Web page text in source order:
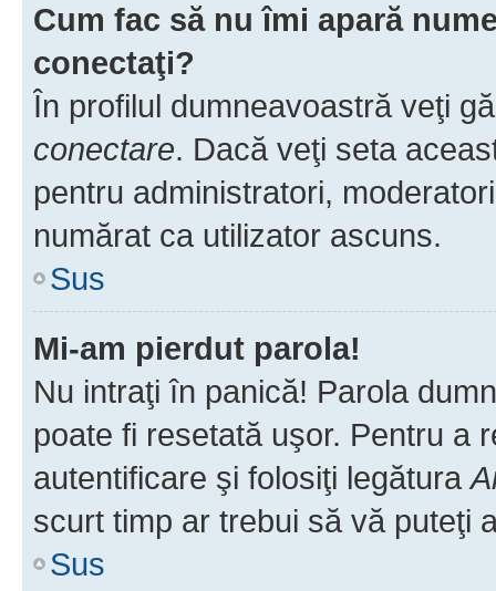
Cum fac să nu îmi apară
conectaţi?
În profilul dumneavoastră veţi
conectare. Dacă veţi seta
pentru administratori,
numărat ca utilizator ascuns.
Sus
Mi-am pierdut parola!
Nu intraţi în panică! Parola
poate fi resetată uşor. Pentru a
autentificare şi folosiţi legătura
scurt timp ar trebui să vă puteţi
Sus